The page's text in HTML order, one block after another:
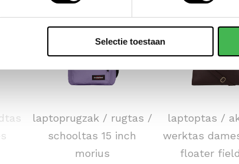
Selectie toestaan
laptoprugzak / rugtas /
schooltas 15 inch
morius
laptoptas /
werktas
floater